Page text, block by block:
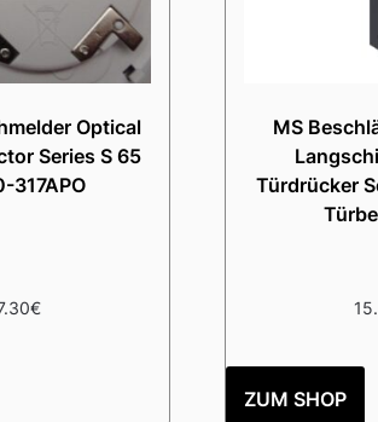
Optical
Series S 65
317APO
€
MS
Türdrücker
ZUM SHOP